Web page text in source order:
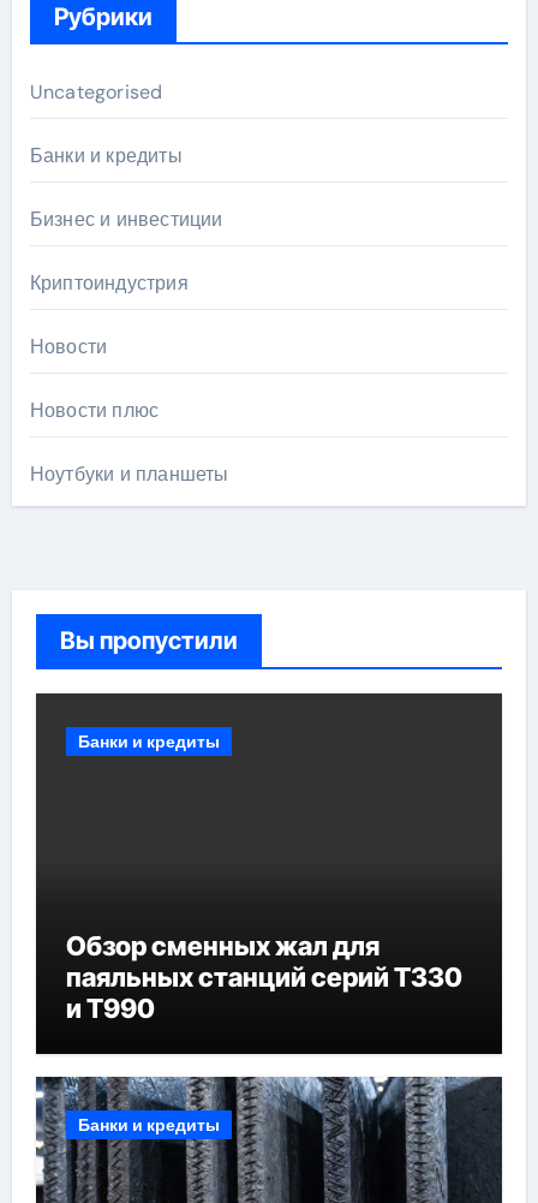
Рубрики
Uncategorised
Банки и кредиты
Бизнес и инвестиции
Криптоиндустрия
Новости
Новости плюс
Ноутбуки и планшеты
Вы пропустили
Банки и кредиты
Обзор сменных жал для
паяльных станций серий T330
и T990
Банки и кредиты